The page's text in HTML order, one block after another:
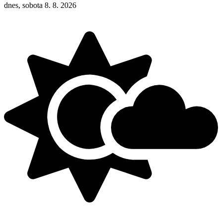
dnes, sobota 8. 8. 2026